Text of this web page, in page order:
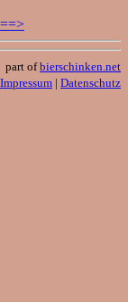
part ofbierschinken.net
Impressum | Datenschutz